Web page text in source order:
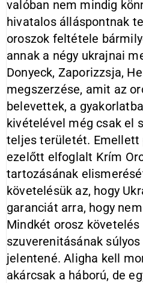
valóban nem mindig
hivatalos álláspontnak
oroszok feltétele
annak a négy ukrajnai
Donyeck, Zaporizzsja,
megszerzése, amit az
belevettek, a
kivételével még csak el
teljes területét. Emellett
ezelőtt elfoglalt Krím
tartozásának
követelésük az, hogy
garanciát arra, hogy
Mindkét orosz követelés
szuverenitásának
jelentené. Aligha kell
akárcsak a háború, de